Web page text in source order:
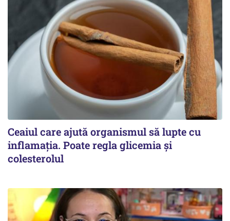
Ceaiul care ajută organismul să lupte cu
inflamația. Poate regla glicemia și
colesterolul